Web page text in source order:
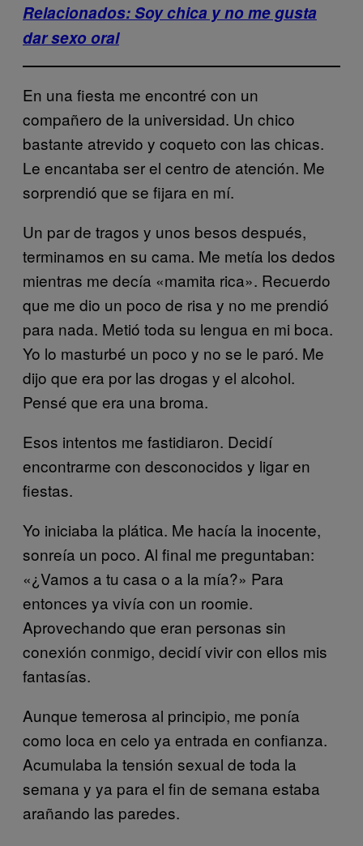
Relacionados: Soy chica y no me gusta
dar sexo oral
En una fiesta me encontré con un
compañero de la universidad. Un chico
bastante atrevido y coqueto con las chicas.
Le encantaba ser el centro de atención. Me
sorprendió que se fijara en mí.
Un par de tragos y unos besos después,
terminamos en su cama. Me metía los dedos
mientras me decía «mamita rica». Recuerdo
que me dio un poco de risa y no me prendió
para nada. Metió toda su lengua en mi boca.
Yo lo masturbé un poco y no se le paró. Me
dijo que era por las drogas y el alcohol.
Pensé que era una broma.
Esos intentos me fastidiaron. Decidí
encontrarme con desconocidos y ligar en
fiestas.
Yo iniciaba la plática. Me hacía la inocente,
sonreía un poco. Al final me preguntaban:
«¿Vamos a tu casa o a la mía?» Para
entonces ya vivía con un roomie.
Aprovechando que eran personas sin
conexión conmigo, decidí vivir con ellos mis
fantasías.
Aunque temerosa al principio, me ponía
como loca en celo ya entrada en confianza.
Acumulaba la tensión sexual de toda la
semana y ya para el fin de semana estaba
arañando las paredes.